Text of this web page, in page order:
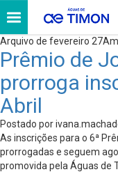
Arquivo de fevereiro
Prêmio de
prorroga
Abril
Postado por
As inscrições para o 6ª
prorrogadas e seguem
promovida pela Águas de